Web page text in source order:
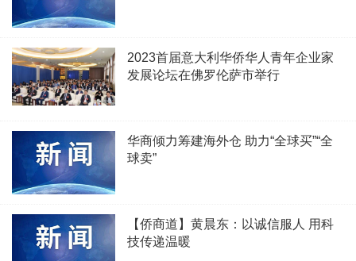
2023首届意大利华侨华人青年企业家
发展论坛在佛罗伦萨市举行
华商倾力筹建海外仓 助力“全球买”“全
球卖”
【侨商道】黄晨东：以诚信服人 用科
技传递温暖